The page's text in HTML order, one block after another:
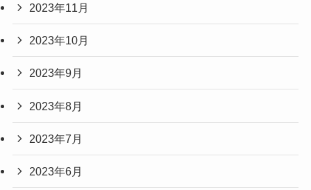
2023年11月
2023年10月
2023年9月
2023年8月
2023年7月
2023年6月